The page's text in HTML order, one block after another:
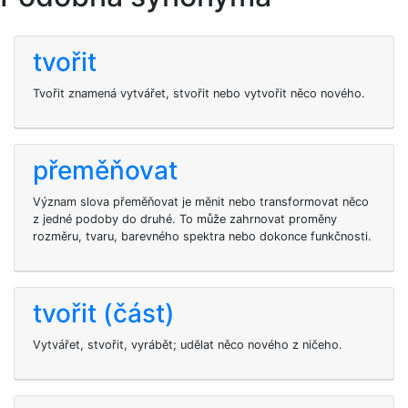
tvořit
Tvořit znamená vytvářet, stvořit nebo vytvořit něco nového.
přeměňovat
Význam slova přeměňovat je měnit nebo transformovat něco
z jedné podoby do druhé. To může zahrnovat proměny
rozměru, tvaru, barevného spektra nebo dokonce funkčnosti.
tvořit (část)
Vytvářet, stvořit, vyrábět; udělat něco nového z ničeho.